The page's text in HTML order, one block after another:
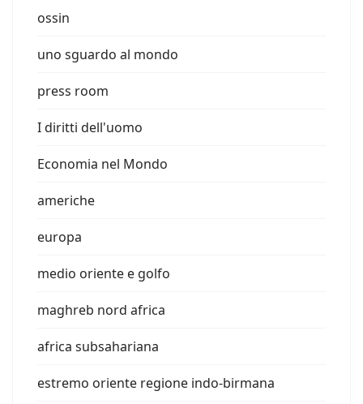
ossin
uno sguardo al mondo
press room
I diritti dell'uomo
Economia nel Mondo
americhe
europa
medio oriente e golfo
maghreb nord africa
africa subsahariana
estremo oriente regione indo-birmana